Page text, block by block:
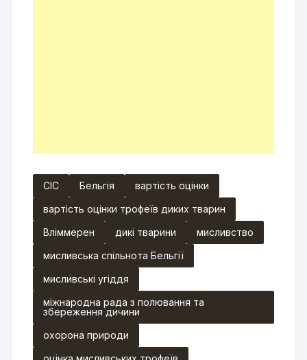
CIC Бельгія
вартість оцінки
вартість оцінки трофеїв диких тварин
Вліммерен
дикі тварини
мисливство
мисливська спільнота Бельгії
мисливські угіддя
міжнародна рада з полювання та
збереження дичини
охорона природи